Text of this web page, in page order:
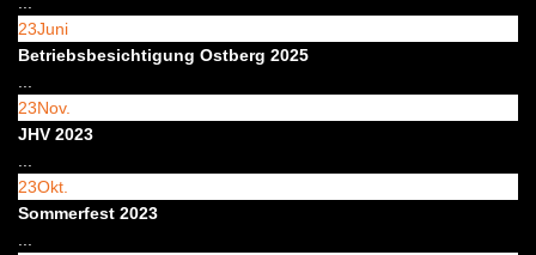
23Juni
Betriebsbesichtigung Ostberg 2025
23Nov.
JHV 2023
23Okt.
Sommerfest 2023